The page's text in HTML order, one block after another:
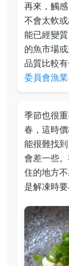
再來，觸
不會太軟
能已經變
的魚市場
品質比較
委員會漁
季節也很
春，這時
能很難找
會差一些
住的地方
是解凍時